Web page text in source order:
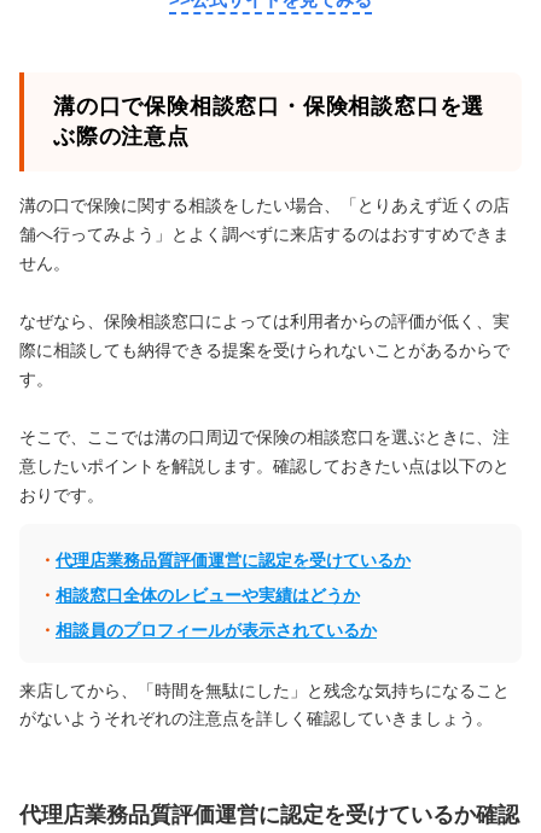
溝の口で保険相談窓口・保険相談窓口を選
ぶ際の注意点
溝の口で保険に関する相談をしたい場合、「とりあえず近くの店
舗へ行ってみよう」とよく調べずに来店するのはおすすめできま
せん。
なぜなら、保険相談窓口によっては利用者からの評価が低く、実
際に相談しても納得できる提案を受けられないことがあるからで
す。
そこで、ここでは溝の口周辺で保険の相談窓口を選ぶときに、注
意したいポイントを解説します。確認しておきたい点は以下のと
おりです。
代理店業務品質評価運営に認定を受けているか
相談窓口全体のレビューや実績はどうか
相談員のプロフィールが表示されているか
来店してから、「時間を無駄にした」と残念な気持ちになること
がないようそれぞれの注意点を詳しく確認していきましょう。
代理店業務品質評価運営に認定を受けているか確認